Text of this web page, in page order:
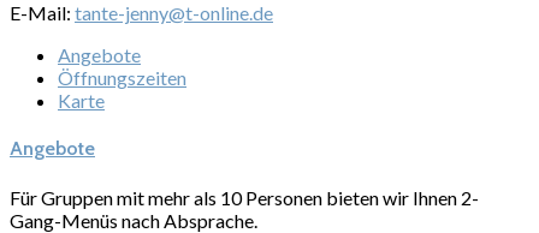
E-Mail: tante-jenny@t-online.de
Angebote
Öffnungszeiten
Karte
Angebote
Für Gruppen mit mehr als 10 Personen bieten wir Ihnen 2-
Gang-Menüs nach Absprache.